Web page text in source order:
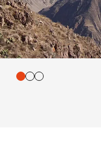
der Inhalte mit